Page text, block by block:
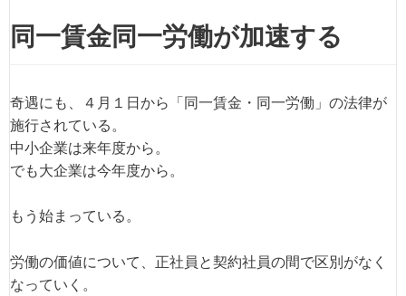
同一賃金同一労働が加速する
奇遇にも、４月１日から「同一賃金・同一労働」の法律が
施行されている。
中小企業は来年度から。
でも大企業は今年度から。
もう始まっている。
労働の価値について、正社員と契約社員の間で区別がなく
なっていく。